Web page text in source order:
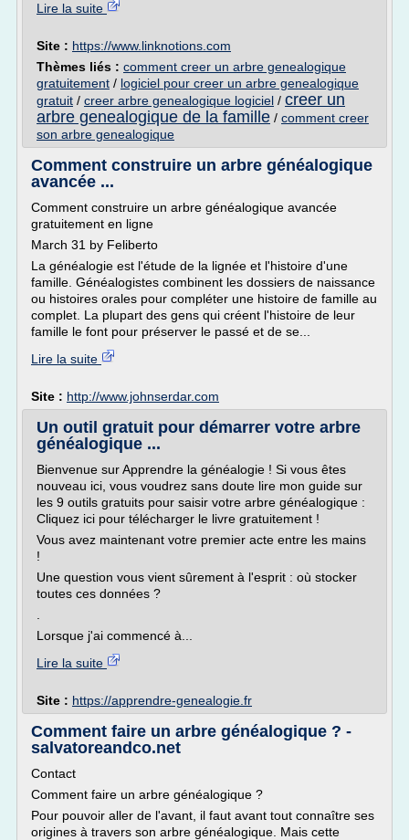
Lire la suite
Site : https://www.linknotions.com
Thèmes liés : comment creer un arbre genealogique
gratuitement / logiciel pour creer un arbre genealogique
gratuit / creer arbre genealogique logiciel / creer un
arbre genealogique de la famille / comment creer
son arbre genealogique
Comment construire un arbre généalogique
avancée ...
Comment construire un arbre généalogique avancée
gratuitement en ligne
March 31 by Feliberto
La généalogie est l'étude de la lignée et l'histoire d'une
famille. Généalogistes combinent les dossiers de naissance
ou histoires orales pour compléter une histoire de famille au
complet. La plupart des gens qui créent l'histoire de leur
famille le font pour préserver le passé et de se...
Lire la suite
Site : http://www.johnserdar.com
Un outil gratuit pour démarrer votre arbre
généalogique ...
Bienvenue sur Apprendre la généalogie ! Si vous êtes
nouveau ici, vous voudrez sans doute lire mon guide sur
les 9 outils gratuits pour saisir votre arbre généalogique :
Cliquez ici pour télécharger le livre gratuitement !
Vous avez maintenant votre premier acte entre les mains
!
Une question vous vient sûrement à l'esprit : où stocker
toutes ces données ?
Lorsque j'ai commencé à...
Lire la suite
Site : https://apprendre-genealogie.fr
Comment faire un arbre généalogique ? -
salvatoreandco.net
Contact
Comment faire un arbre généalogique ?
Pour pouvoir aller de l'avant, il faut avant tout connaître ses
origines à travers son arbre généalogique. Mais cette